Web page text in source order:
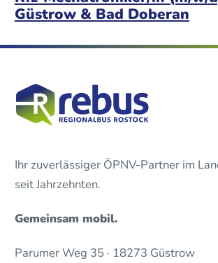
Güstrow & Bad Doberan
Ihr zuverlässiger ÖPNV-Partner im
seit Jahrzehnten.
Gemeinsam mobil.
Parumer Weg 35 · 18273 Güstrow